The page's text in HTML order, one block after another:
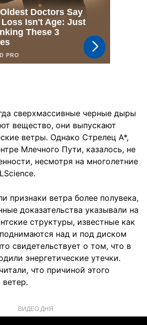
сверхмассивные черные дыры
вещество, они выпускают
ветры. Однако Стрелец A*,
Млечного Пути, казалось, не
несмотря на многолетние
признаки ветра более полувека,
доказательства указывали на
структуры, известные как
над и под диском
свидетельствует о том, что в
энергетические утечки.
что причиной этого
ВИДЕО ДНЯ